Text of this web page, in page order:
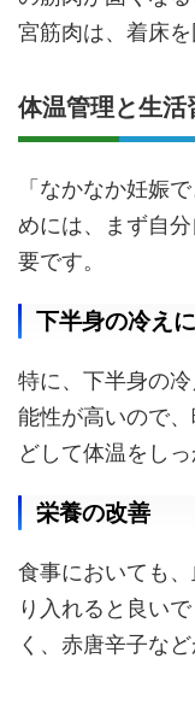
宮筋肉は、着床
体温管理と生活
「なかなか妊娠
めには、まず自
要です。
下半身の冷え
特に、下半身の
能性が高いので
どして体温をし
栄養の改善
食事においても
り入れると良い
く、赤唐辛子な